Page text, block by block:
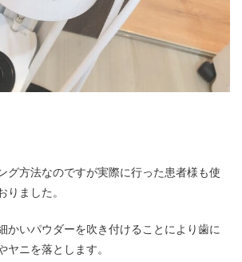
グ方法なのですが実際に行った患者様も使
りました。
かいパウダーを吹き付けることにより歯に
ヤニを落とします。